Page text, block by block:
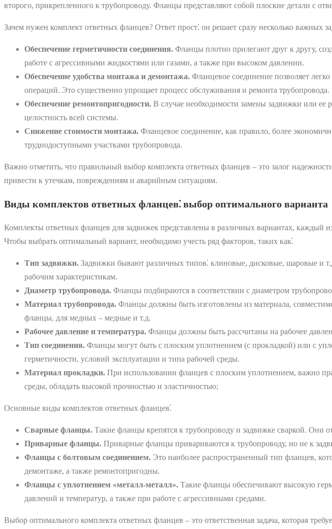
второго, прикрепленного к трубопроводу. Фланцы представляют собой плоские детали с
Зачем нужен комплект ответных фланцев? Ответ прост⁚ он решает сразу несколько важных
Обеспечение герметичности соединения. Фланцы плотно прилегают друг к другу,
работе с агрессивными жидкостями или газами, а также при высоком давлении.
Обеспечение удобства монтажа и демонтажа. Фланцевое соединение позволяет
операций. Это существенно упрощает процесс обслуживания и ремонта трубопровода.
Обеспечение ремонтопригодности. В случае необходимости замены задвижки или ее
целостность всей системы.
Снижение стоимости монтажа. Фланцевое соединение, как правило, более
труднодоступными участками трубопровода.
Важно отметить, что правильный выбор комплекта ответных фланцев – это залог
привести к утечкам, повреждениям и аварийным ситуациям.
Виды комплектов ответных фланцев⁚ выбор оптимального варианта
Комплекты ответных фланцев для задвижек представлены в различных вариантах, каждый
Чтобы выбрать оптимальный вариант, необходимо учесть ряд факторов, таких как⁚
Тип задвижки. Задвижки бывают различных типов⁚ клиновые, дисковые, шаровые и
рабочим характеристикам.
Диаметр трубопровода. Фланцы подбираются в соответствии с диаметром
Материал трубопровода. Фланцы должны быть изготовлены из материала,
фланцы, для медных – медные и т.д.
Рабочее давление и температура. Фланцы должны быть рассчитаны на рабочее
Тип соединения. Фланцы могут быть с плоским уплотнением (с прокладкой) или с
герметичности, условий эксплуатации и типа рабочей среды.
Материал прокладки. При использовании фланцев с плоским уплотнением, важно
среды, обладать высокой прочностью и эластичностью;
Основные виды комплектов ответных фланцев⁚
Сварные фланцы. Такие фланцы крепятся к трубопроводу и задвижке сваркой. Они
Приварные фланцы. Приварные фланцы привариваются к трубопроводу, но не к
Фланцы с болтовым соединением. Это наиболее распространенный тип фланцев,
демонтаже, а также ремонтопригодны.
Фланцы с уплотнением «металл-металл». Такие фланцы обеспечивают высокую
давлений и температур, а также при работе с агрессивными средами.
Выбор оптимального комплекта ответных фланцев – это ответственная задача, которая